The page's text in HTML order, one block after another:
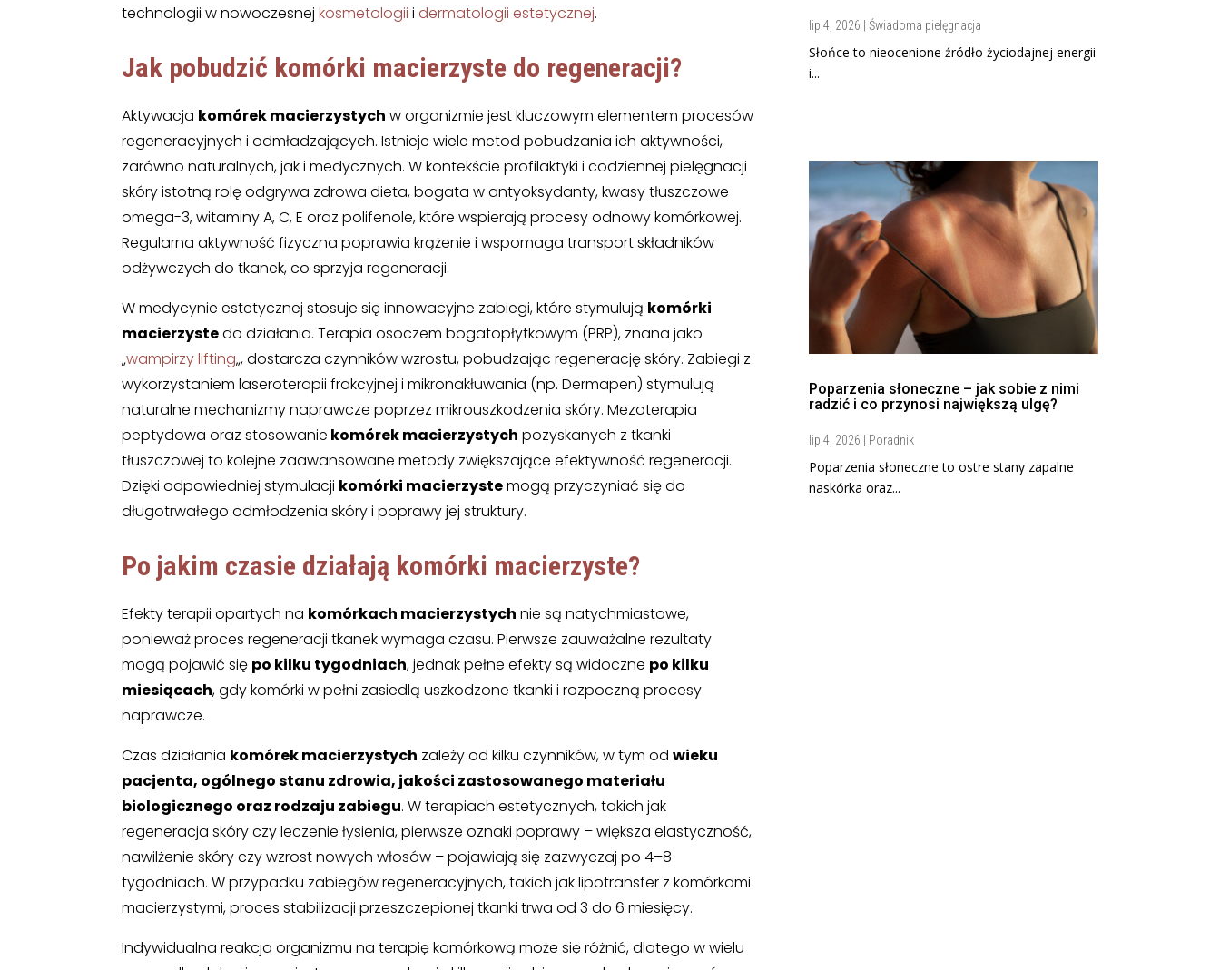
technologii w nowoczesnejkosmetologii idermatologii estetycznej.
Jak pobudzić komórki macierzyste do regeneracji?
Aktywacja komórek macierzystych w organizmie jest kluczowym elementem procesów
regeneracyjnych i odmładzających. Istnieje wiele metod pobudzania ich aktywności,
zarówno naturalnych, jak i medycznych. W kontekście profilaktyki i codziennej pielęgnacji
skóry istotną rolę odgrywa zdrowa dieta, bogata w antyoksydanty, kwasy tłuszczowe
omega-3, witaminy A, C, E oraz polifenole, które wspierają procesy odnowy komórkowej.
Regularna aktywność fizyczna poprawia krążenie i wspomaga transport składników
odżywczych do tkanek, co sprzyja regeneracji.
W medycynie estetycznej stosuje się innowacyjne zabiegi, które stymulują komórki
macierzystedo działania. Terapia osoczem bogatopłytkowym (PRP), znana jako
„wampirzy lifting„, dostarcza czynników wzrostu, pobudzając regenerację skóry. Zabiegi z
wykorzystaniem laseroterapii frakcyjnej i mikronakłuwania (np. Dermapen) stymulują
naturalne mechanizmy naprawcze poprzez mikrouszkodzenia skóry. Mezoterapia
peptydowa oraz stosowanie komórek macierzystych pozyskanych z tkanki
tłuszczowej to kolejne zaawansowane metody zwiększające efektywność regeneracji.
Dzięki odpowiedniej stymulacji komórki macierzystemogą przyczyniać się do
długotrwałego odmłodzenia skóry i poprawy jej struktury.
Po jakim czasie działają komórki macierzyste?
Efekty terapii opartych na komórkach macierzystych nie są natychmiastowe,
ponieważ proces regeneracji tkanek wymaga czasu. Pierwsze zauważalne rezultaty
mogą pojawić się po kilku tygodniach, jednak pełne efekty są widoczne po kilku
miesiącach, gdy komórki w pełni zasiedlą uszkodzone tkanki i rozpoczną procesy
naprawcze.
Czas działania komórek macierzystych zależy od kilku czynników, w tym odwieku
pacjenta, ogólnego stanu zdrowia, jakości zastosowanego materiału
biologicznego oraz rodzaju zabiegu. W terapiach estetycznych, takich jak
regeneracja skóry czy leczenie łysienia, pierwsze oznaki poprawy – większa elastyczność,
nawilżenie skóry czy wzrost nowych włosów – pojawiają się zazwyczaj po 4–8
tygodniach. W przypadku zabiegów regeneracyjnych, takich jak lipotransfer z komórkami
macierzystymi, proces stabilizacji przeszczepionej tkanki trwa od 3 do 6 miesięcy.
Indywidualna reakcja organizmu na terapię komórkową może się różnić, dlatego w wielu
lip 4, 2026 Świadoma pielęgnacja
Słońce to nieocenione źródło życiodajnej energii
i...
Poparzenia słoneczne – jak sobie z nimi
radzić i co przynosi największą ulgę?
lip 4, 2026 Poradnik
Poparzenia słoneczne to ostre stany zapalne
naskórka oraz...